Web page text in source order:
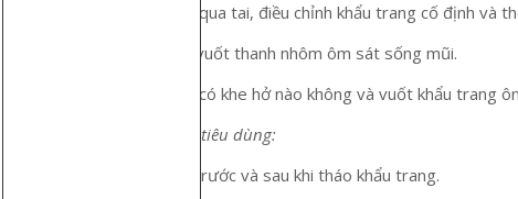
Đeo dây qua tai, điều chỉnh khẩu trang cố định và
Nhấn và vuốt thanh nhôm ôm sát sống mũi.
Kiểm tra có khe hở nào không và vuốt khẩu trang
Lưu ý khi tiêu dùng:
Rửa tay trước và sau khi tháo khẩu trang.